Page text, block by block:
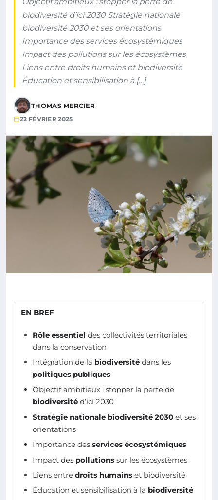
biodiversité d’ici 2030 Stratégie nationale
biodiversité 2030 et ses orientations
Importance des services écosystémiques
Impact des pollutions sur les écosystèmes
Liens entre droits humains et biodiversité
Éducation et sensibilisation à […]
THOMAS MERCIER
22 FÉVRIER 2025
EN BREF
Rôle essentiel des collectivités territoriales
dans la conservation
Intégration de la biodiversité dans les
politiques publiques
Objectif ambitieux : stopper la perte de
biodiversité d’ici 2030
Stratégie nationale biodiversité 2030 et ses
orientations
Importance des services écosystémiques
Impact des pollutions sur les écosystèmes
Liens entre droits humains et biodiversité
Éducation et sensibilisation à la biodiversité